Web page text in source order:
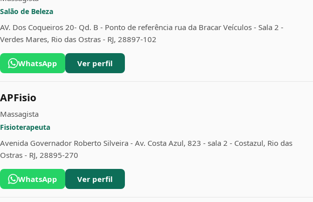
Salão de Beleza
AV. Dos Coqueiros 20- Qd. B - Ponto de referência rua da Bracar Veículos - Sala 2 -
Verdes Mares, Rio das Ostras - RJ, 28897-102
WhatsApp Ver perfil
APFisio
Massagista
Fisioterapeuta
Avenida Governador Roberto Silveira - Av. Costa Azul, 823 - sala 2 - Costazul, Rio das
Ostras - RJ, 28895-270
WhatsApp Ver perfil